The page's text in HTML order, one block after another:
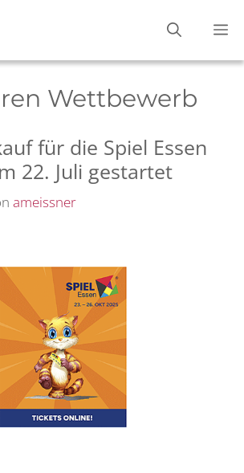
Wettbewerb
für die Spiel Essen
22. Juli gestartet
ameissner